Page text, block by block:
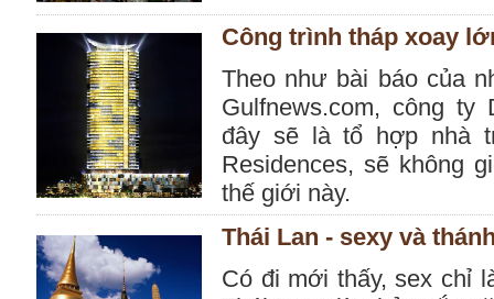
Công trình tháp xoay
Theo như bài báo của
Gulfnews.com, công ty
đây sẽ là tổ hợp nhà
Residences, sẽ không
thế giới này.
Thái Lan - sexy và
Có đi mới thấy, sex chỉ